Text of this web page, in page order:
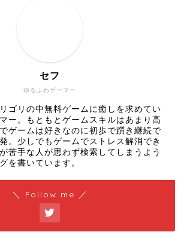
ゆるふわゲーマー
セフ
ゴリの中無料ゲームに癒しを求めてい
ー。もともとゲームスキルはあまり高
ゲームは好きなのに初歩で躓き継続で
。少しでもゲームでストレス解消でき
苦手な人が思わず検索してしまうよう
を書いています。
＼ Follow me ／